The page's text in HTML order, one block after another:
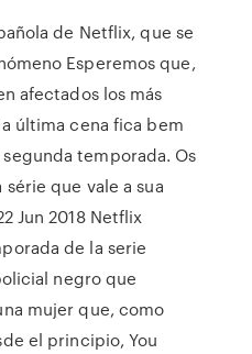
de Netflix, que se
Esperemos que,
afectados los más
última cena fica bem
temporada. Os
que vale a sua
Jun 2018 Netflix
de la serie
negro que
mujer que, como
el principio, You